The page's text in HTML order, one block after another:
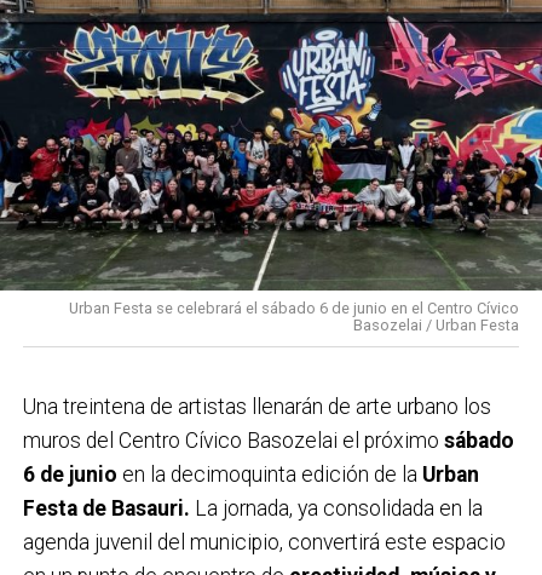
Urban Festa se celebrará el sábado 6 de junio en el Centro Cívico
Basozelai / Urban Festa
Una treintena de artistas llenarán de arte urbano los
muros del Centro Cívico Basozelai el próximo sábado
6 de junio en la decimoquinta edición de la Urban
Festa de Basauri. La jornada, ya consolidada en la
agenda juvenil del municipio, convertirá este espacio